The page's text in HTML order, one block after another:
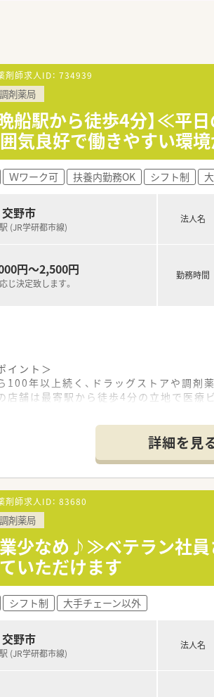
剤師求人ID： 734939
調剤薬局
船駅から徒歩4分】≪
気良好で働きやすい環境
Ｗワーク可 扶養内勤務OK シフト制
野市
(JR学研都市線)
円～2,500円
じ決定致します。
法人名
勤務時間
イント＞
100年以上続く、ドラッグストアや調剤
店舗は最寄駅から徒歩4分の立地で医療
ぼ無く、仕事とプライベートを分けメリ
、穏やかな人柄の方が多く、アットホーム
詳細を見
剤師求人ID： 83680
調剤薬局
業少なめ♪≫ベテラン社
いただけます
シフト制 大手チェーン以外
野市
(JR学研都市線)
法人名